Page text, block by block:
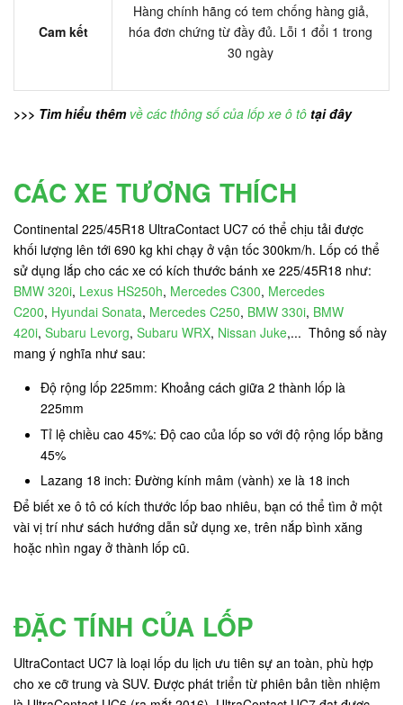
Cam kết
Hàng chính hãng có tem chống hàng giả,
hóa đơn chứng từ đầy đủ. Lỗi 1 đổi 1 trong
30 ngày
>>> Tìm hiểu thêm về các thông số của lốp xe ô tô tại đây
CÁC XE TƯƠNG THÍCH
Continental 225/45R18 UltraContact UC7 có thể chịu tải được
khối lượng lên tới 690 kg khi chạy ở vận tốc 300km/h. Lốp có thể
sử dụng lắp cho các xe có kích thước bánh xe 225/45R18 như:
BMW 320i, Lexus HS250h, Mercedes C300, Mercedes
C200, Hyundai Sonata, Mercedes C250, BMW 330i, BMW
420i, Subaru Levorg, Subaru WRX, Nissan Juke,... Thông số này
mang ý nghĩa như sau:
Độ rộng lốp 225mm: Khoảng cách giữa 2 thành lốp là
225mm
Tỉ lệ chiều cao 45%: Độ cao của lốp so với độ rộng lốp bằng
45%
Lazang 18 inch: Đường kính mâm (vành) xe là 18 inch
Để biết xe ô tô có kích thước lốp bao nhiêu, bạn có thể tìm ở một
vài vị trí như sách hướng dẫn sử dụng xe, trên nắp bình xăng
hoặc nhìn ngay ở thành lốp cũ.
ĐẶC TÍNH CỦA LỐP
UltraContact UC7 là loại lốp du lịch ưu tiên sự an toàn, phù hợp
cho xe cỡ trung và SUV. Được phát triển từ phiên bản tiền nhiệm